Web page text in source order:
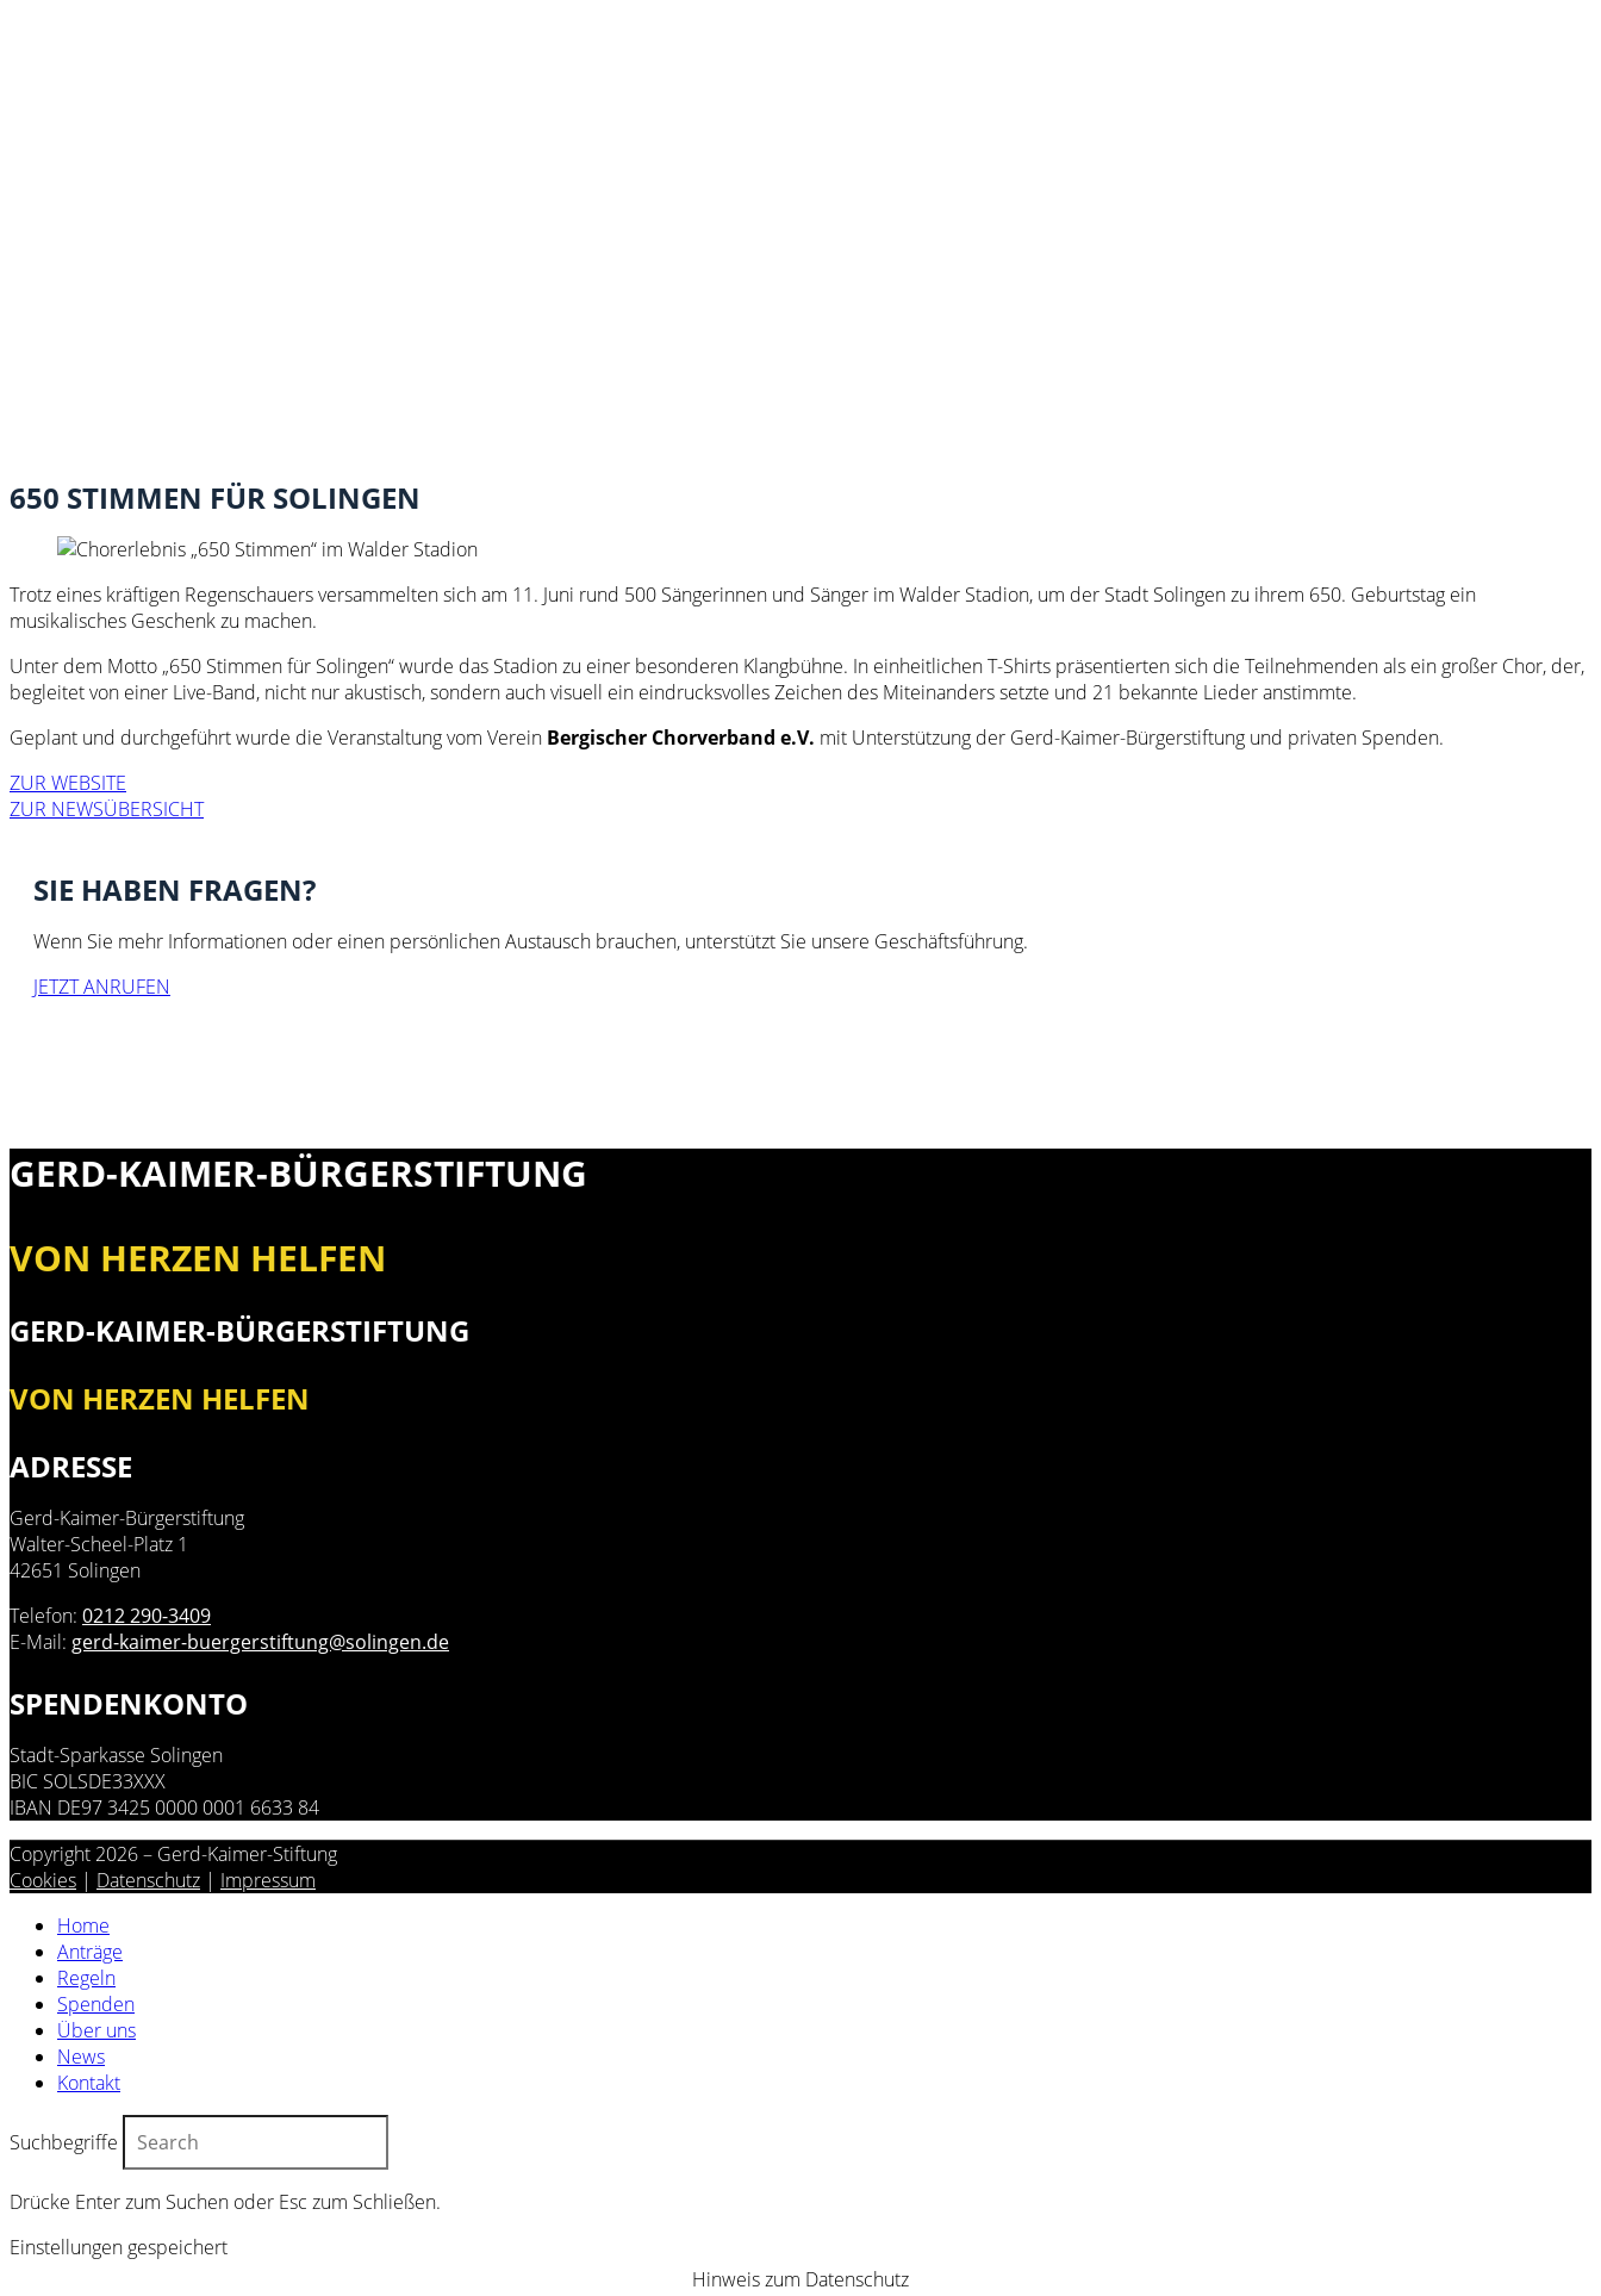
650 STIMMEN FÜR SOLINGEN
Trotz eines kräftigen Regenschauers versammelten sich am 11. Juni rund 500 Sängerinnen und Sänger im Walder Stadion, um der Stadt Solingen zu ihrem 650. Geburtstag ein
musikalisches Geschenk zu machen.
Unter dem Motto „650 Stimmen für Solingen“ wurde das Stadion zu einer besonderen Klangbühne. In einheitlichen T-Shirts präsentierten sich die Teilnehmenden als ein großer Chor, der,
begleitet von einer Live-Band, nicht nur akustisch, sondern auch visuell ein eindrucksvolles Zeichen des Miteinanders setzte und 21 bekannte Lieder anstimmte.
Geplant und durchgeführt wurde die Veranstaltung vom Verein Bergischer Chorverband e.V. mit Unterstützung der Gerd-Kaimer-Bürgerstiftung und privaten Spenden.
ZUR WEBSITE
ZUR NEWSÜBERSICHT
SIE HABEN FRAGEN?
Wenn Sie mehr Informationen oder einen persönlichen Austausch brauchen, unterstützt Sie unsere Geschäftsführung.
JETZT ANRUFEN
GERD-KAIMER-BÜRGERSTIFTUNG
VON HERZEN HELFEN
GERD-KAIMER-BÜRGERSTIFTUNG
VON HERZEN HELFEN
ADRESSE
Gerd-Kaimer-Bürgerstiftung
Walter-Scheel-Platz 1
42651 Solingen
Telefon: 0212 290-3409
E-Mail: gerd-kaimer-buergerstiftung@solingen.de
SPENDENKONTO
Stadt-Sparkasse Solingen
BIC SOLSDE33XXX
IBAN DE97 3425 0000 0001 6633 84
Copyright 2026 – Gerd-Kaimer-Stiftung
Cookies | Datenschutz | Impressum
Home
Anträge
Regeln
Spenden
Über uns
News
Kontakt
Suchbegriffe
Drücke Enter zum Suchen oder Esc zum Schließen.
Einstellungen gespeichert
Hinweis zum Datenschutz